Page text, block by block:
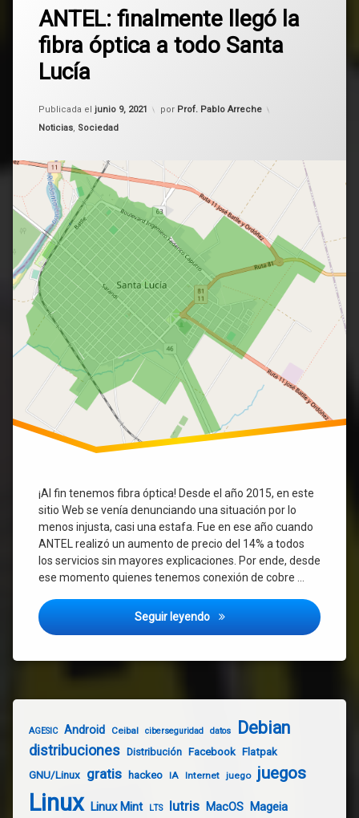
ANTEL: finalmente llegó la
fibra óptica a todo Santa
Lucía
Publicada el junio 9, 2021
Actualizado el junio 9, 2021
por Prof. Pablo Arreche
Categorías:
Noticias, Sociedad
¡Al fin tenemos fibra óptica! Desde el año 2015, en este
sitio Web se venía denunciando una situación por lo
menos injusta, casi una estafa. Fue en ese año cuando
ANTEL realizó un aumento de precio del 14% a todos
los servicios sin mayores explicaciones. Por ende, desde
ese momento quienes tenemos conexión de cobre …
Seguir leyendo ANTEL: finalmente llegó la
ANTEL
fibra
fibra
Uruguay
un
comentario
en
ANTEL:
finalmente
llegó
fibra
óptica
Santa
Lucía
AGESIC Android Ceibal ciberseguridad datos Debian
distribuciones Distribución Facebook Flatpak
GNU/Linux gratis hackeo IA Internet juego juegos
Linux Linux Mint LTS lutris MacOS Mageia